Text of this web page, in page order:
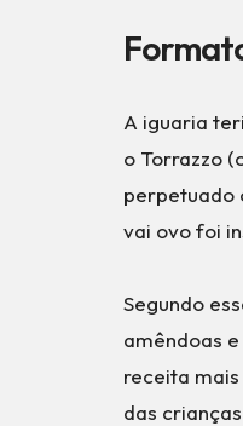
A iguaria
o Torrazzo
perpetuado
vai ovo foi
Segundo
amêndoas
receita
das